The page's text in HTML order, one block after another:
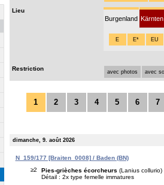
Lieu
Burgenland Kärnten
E E* EU
Restriction avec photos avec
1 2 3 4 5 6 7
dimanche, 9. août 2026
N_159/177 [Braiten_0008] / Baden (BN)
≥2
Pies-grièches écorcheurs (Lanius collurio)
Détail : 2x type femelle immatures